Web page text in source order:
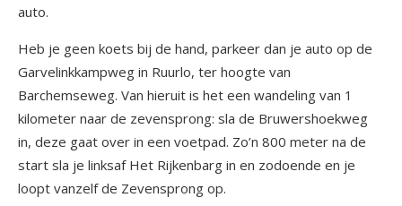
auto.
Heb je geen koets bij de hand, parkeer dan je auto op de
Garvelinkkampweg in Ruurlo, ter hoogte van
Barchemseweg. Van hieruit is het een wandeling van 1
kilometer naar de zevensprong: sla de Bruwershoekweg
in, deze gaat over in een voetpad. Zo’n 800 meter na de
start sla je linksaf Het Rijkenbarg in en zodoende en je
loopt vanzelf de Zevensprong op.